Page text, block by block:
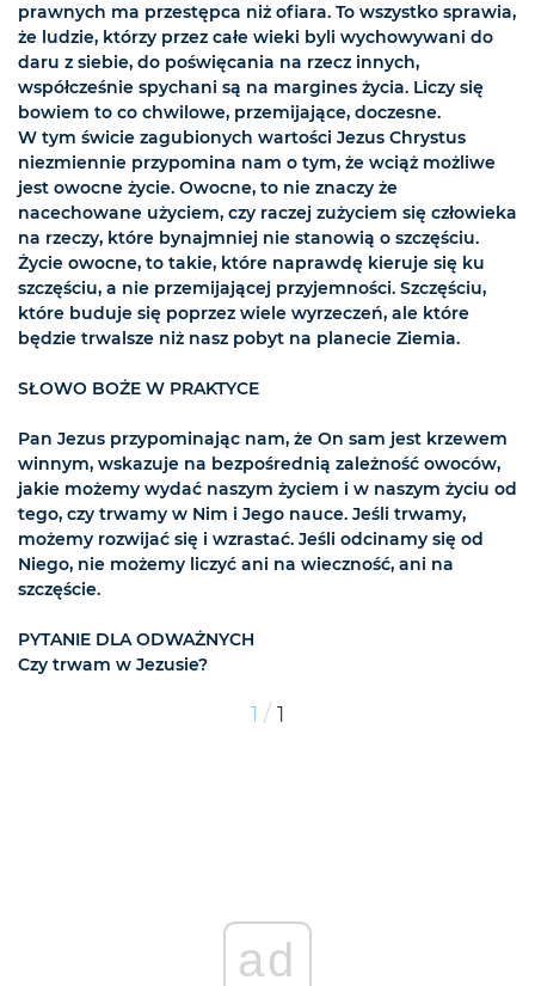
prawnych ma przestępca niż ofiara. To wszystko sprawia,
że ludzie, którzy przez całe wieki byli wychowywani do
daru z siebie, do poświęcania na rzecz innych,
współcześnie spychani są na margines życia. Liczy się
bowiem to co chwilowe, przemijające, doczesne.
W tym świcie zagubionych wartości Jezus Chrystus
niezmiennie przypomina nam o tym, że wciąż możliwe
jest owocne życie. Owocne, to nie znaczy że
nacechowane użyciem, czy raczej zużyciem się człowieka
na rzeczy, które bynajmniej nie stanowią o szczęściu.
Życie owocne, to takie, które naprawdę kieruje się ku
szczęściu, a nie przemijającej przyjemności. Szczęściu,
które buduje się poprzez wiele wyrzeczeń, ale które
będzie trwalsze niż nasz pobyt na planecie Ziemia.
SŁOWO BOŻE W PRAKTYCE
Pan Jezus przypominając nam, że On sam jest krzewem
winnym, wskazuje na bezpośrednią zależność owoców,
jakie możemy wydać naszym życiem i w naszym życiu od
tego, czy trwamy w Nim i Jego nauce. Jeśli trwamy,
możemy rozwijać się i wzrastać. Jeśli odcinamy się od
Niego, nie możemy liczyć ani na wieczność, ani na
szczęście.
PYTANIE DLA ODWAŻNYCH
Czy trwam w Jezusie?
1 / 1
ad